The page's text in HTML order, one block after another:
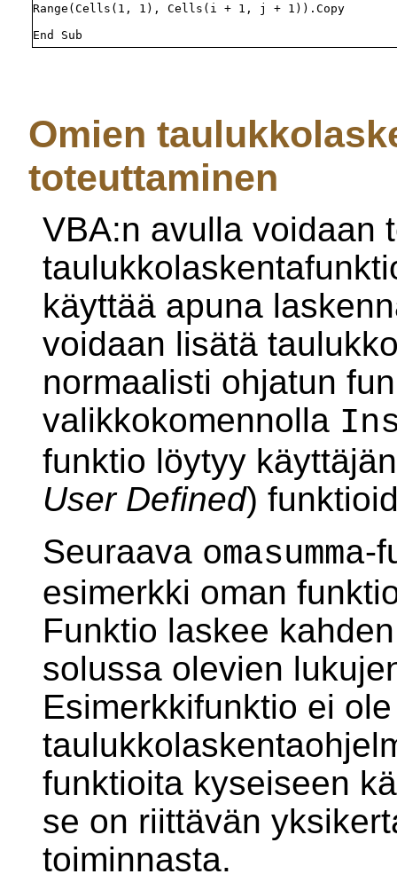
Range(Cells(1, 1), Cells(i + 1, j + 1)).Copy
Omien
toteuttaminen
VBA:n avulla voidaan
käyttää apuna
voidaan lisätä
normaalisti ohjatun
valikkokomennolla
funktio löytyy
User Defined)
Seuraava omasumma-
esimerkki oman
Funktio laskee
solussa olevien
Esimerkkifunktio ei
funktioita kyseiseen
se on riittävän
toiminnasta.